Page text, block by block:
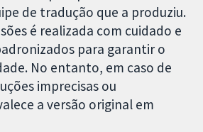
de tradução que a produziu.
é realizada com cuidado e
para garantir o
No entanto, em caso de
imprecisas ou
a versão original em